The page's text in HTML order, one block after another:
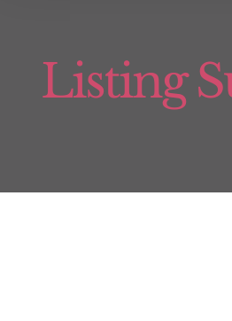
Listing